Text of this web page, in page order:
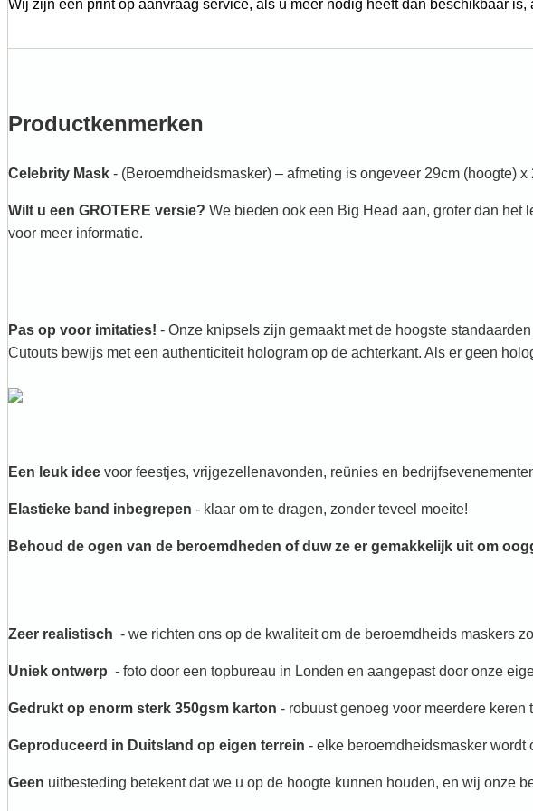
Wij zijn een print op aanvraag service, als u meer nodig heeft dan beschikbaar is,
Productkenmerken
Celebrity Mask - (Beroemdheidsmasker) – afmeting is ongeveer 29cm (hoogte) x
Wilt u een GROTERE versie? We bieden ook een Big Head aan, groter dan het
voor meer informatie.
Pas op voor imitaties! - Onze knipsels zijn gemaakt met de hoogste
Cutouts bewijs met een authenticiteit hologram op de achterkant. Als er geen
Een leuk idee voor feestjes, vrijgezellenavonden, reünies en
Elastieke band inbegrepen - klaar om te dragen, zonder teveel moeite!
Behoud de ogen van de beroemdheden of duw ze er gemakkelijk uit om
Zeer realistisch - we richten ons op de kwaliteit om de beroemdheids maskers
Uniek ontwerp - foto door een topbureau in Londen en aangepast door onze
Gedrukt op enorm sterk 350gsm karton - robuust genoeg voor meerdere
Geproduceerd in Duitsland op eigen terrein - elke beroemdheidsmasker
Geen uitbesteding betekent dat we u op de hoogte kunnen houden, en wij onze